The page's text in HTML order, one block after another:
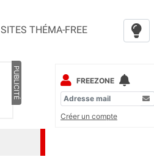
SITES THÉMA-FREE
PUBLICITÉ
FREEZONE
Créer un compte